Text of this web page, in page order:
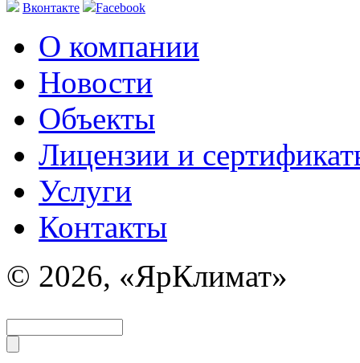
Вконтакте Facebook
О компании
Новости
Объекты
Лицензии и
Услуги
Контакты
© 2026, «ЯрКлимат»